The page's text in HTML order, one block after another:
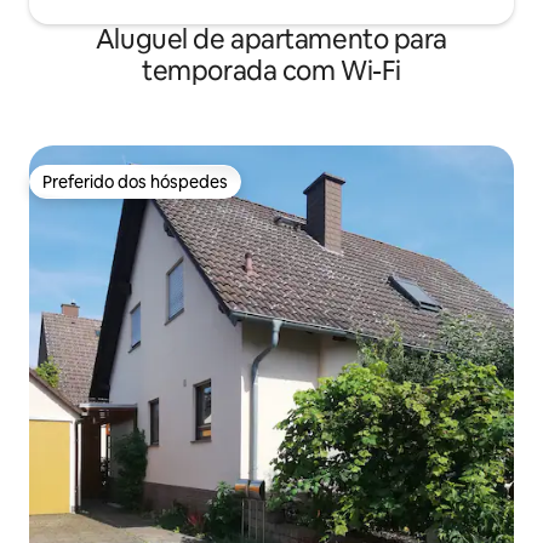
Aluguel de apartamento para
temporada com Wi-Fi
Preferido dos hóspedes
Preferido dos hóspedes